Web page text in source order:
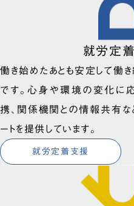
就労定
働き始めたあとも安定して働
です。心身や環境の変化に
携、関係機関との情報共有な
ートを提供しています。
就労定着支援